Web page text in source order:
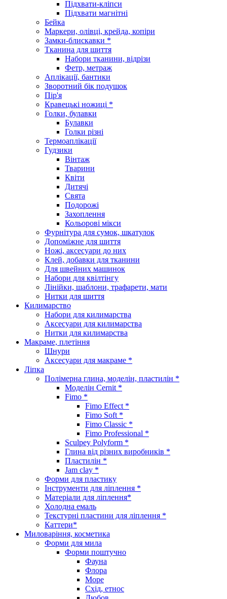
Підхвати-кліпси
Підхвати магнітні
Бейка
Маркери, олівці, крейда, копіри
Замки-блискавки *
Тканина для шиття
Набори тканини, відрізи
Фетр, метраж
Аплікації, бантики
Зворотний бік подушок
Пір'я
Кравецькі ножиці *
Голки, булавки
Булавки
Голки різні
Термоаплікації
Гудзики
Вінтаж
Тварини
Квіти
Дитячі
Свята
Подорожі
Захоплення
Кольорові мікси
Фурнітура для сумок, шкатулок
Допоміжне для шиття
Ножі, аксесуари до них
Клей, добавки для тканини
Для швейних машинок
Набори для квілтінгу
Лінійки, шаблони, трафарети, мати
Нитки для шиття
Килимарство
Набори для килимарства
Аксесуари для килимарства
Нитки для килимарства
Макраме, плетіння
Шнури
Аксесуари для макраме *
Ліпка
Полімерна глина, моделін, пластилін *
Моделін Cernit *
Fimo *
Fimo Effect *
Fimo Soft *
Fimo Classic *
Fimo Professional *
Sculpey Polyform *
Глина від різних виробників *
Пластилін *
Jam clay *
Форми для пластику
Інструменти для ліплення *
Матеріали для ліплення*
Холодна емаль
Текстурні пластини для ліплення *
Каттери*
Миловаріння, косметика
Форми для мила
Форми поштучно
Фауна
Флора
Море
Схід, етнос